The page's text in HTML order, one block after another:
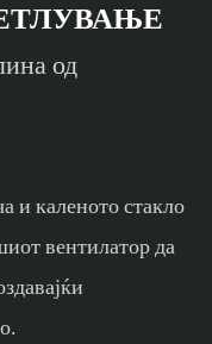
од
и каленото стакло
вентилатор да